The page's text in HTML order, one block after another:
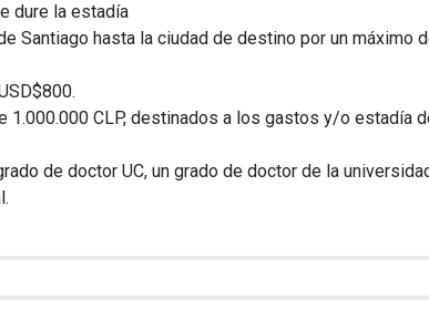
dure la estadía
Santiago hasta la ciudad de destino por un máximo
1.000.000 CLP, destinados a los gastos y/o estadía
de doctor UC, un grado de doctor de la